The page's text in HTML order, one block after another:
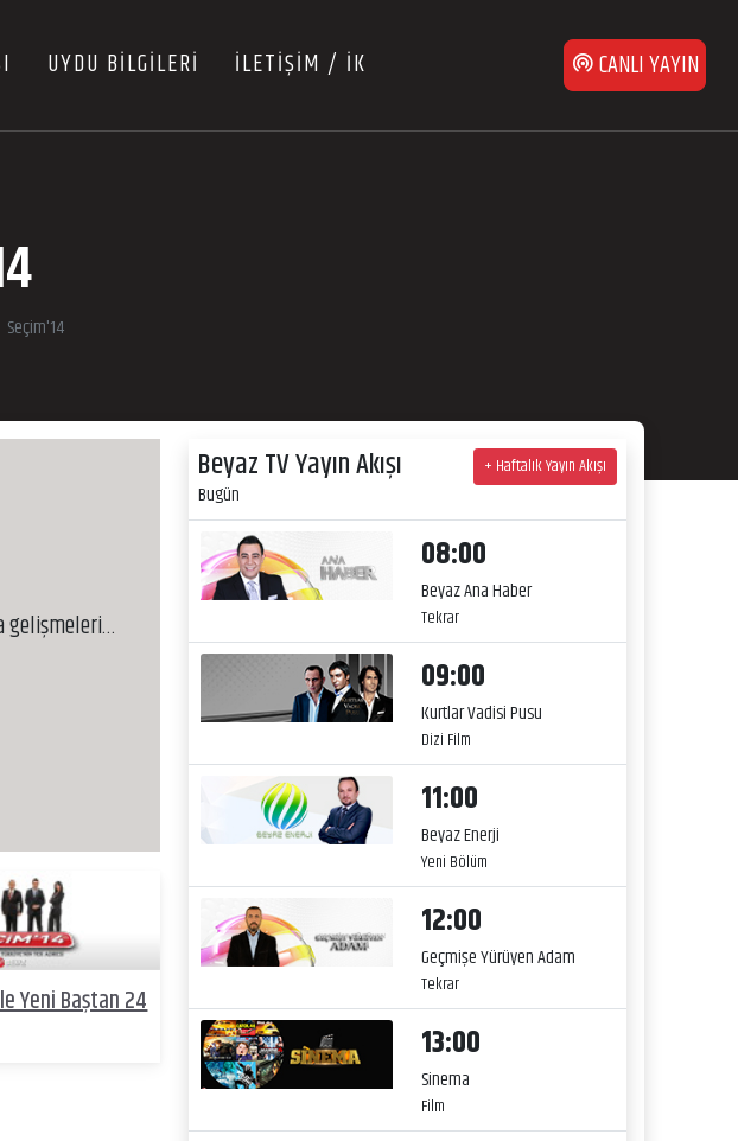
UYDU BİLGİLERİ İLETİŞİM / İK CANLI YAYIN
Seçim'14
gelişmeleri…
Yeni Baştan 24
Beyaz TV Yayın Akışı
Bugün
+ Haftalık Yayın Akışı
08:00
Beyaz Ana Haber
Tekrar
09:00
Kurtlar Vadisi Pusu
Dizi Film
11:00
Beyaz Enerji
Yeni Bölüm
12:00
Geçmişe Yürüyen Adam
Tekrar
13:00
Sinema
Film